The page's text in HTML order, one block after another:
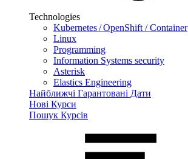
Technologies
Kubernetes / OpenShift / Container
Linux
Programming
Information Systems security
Asterisk
Elastics Engineering
Найближчі Гарантовані Дати
Нові Курси
Пошук Курсів